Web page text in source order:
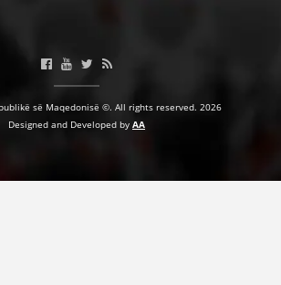
së Maqedonisë ©. All rights reserved. 2026
Designed and Developed by AA